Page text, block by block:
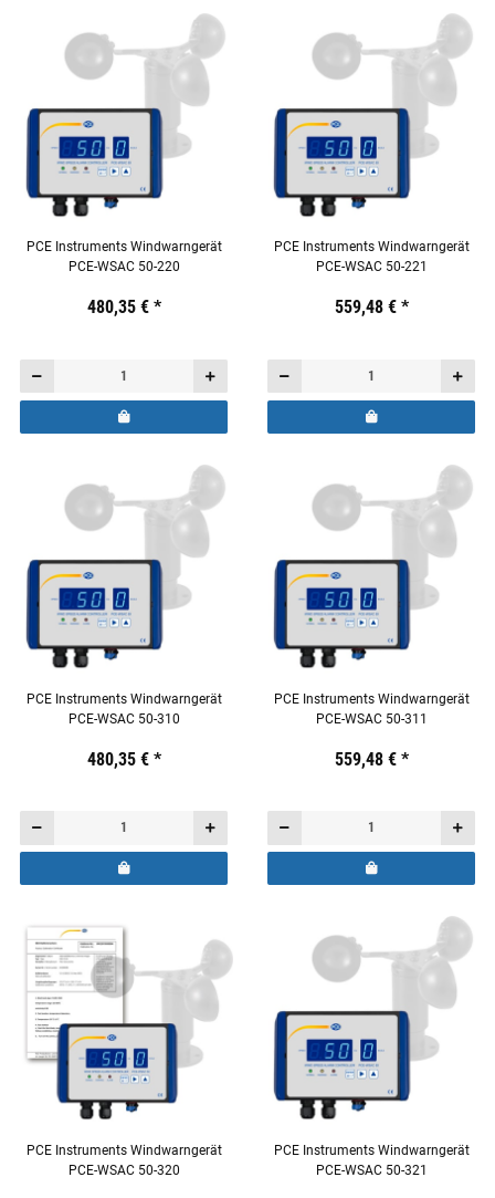
PCE Instruments Windwarngerät
PCE-WSAC 50-220
19,44 €inkl. 19% USt.
480,35 € *
PCE Instruments Windwarngerät
PCE-WSAC 50-221
19,44 €inkl. 19% USt.
559,48 € *
PCE Instruments Windwarngerät
PCE-WSAC 50-310
19,44 €inkl. 19% USt.
480,35 € *
PCE Instruments Windwarngerät
PCE-WSAC 50-311
19,44 €inkl. 19% USt.
559,48 € *
PCE Instruments Windwarngerät
PCE-WSAC 50-320
PCE Instruments Windwarngerät
PCE-WSAC 50-321